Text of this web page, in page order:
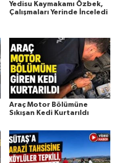
Yedisu Kaymakamı Özbek,
Çalışmaları Yerinde İnceledi
Araç Motor Bölümüne
Sıkışan Kedi Kurtarıldı